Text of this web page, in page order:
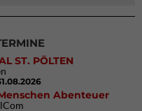
ST. PÖLTEN
Abenteuer